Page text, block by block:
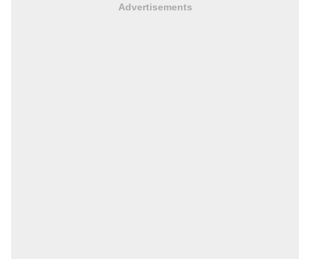
Advertisements